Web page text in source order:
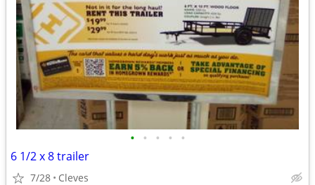
• • • • •
6 1/2 x 8 trailer
7/28 Cleves